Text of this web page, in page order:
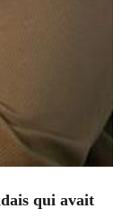
qui avait